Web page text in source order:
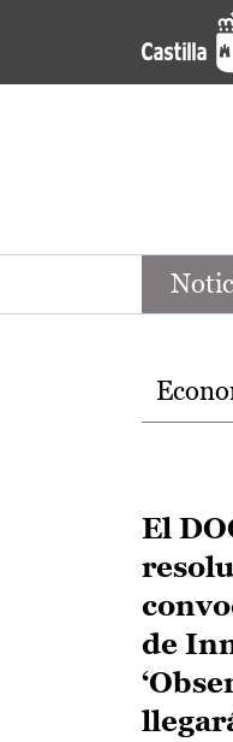
Pasar al contenido
Noticias de
Temas
El
de